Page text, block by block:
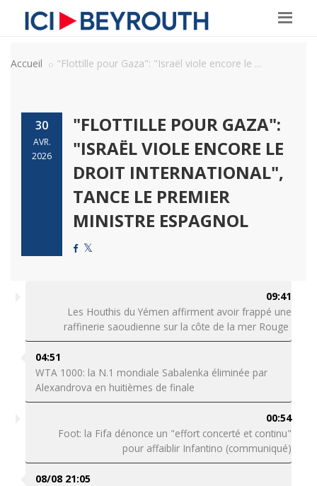
Accueil "Flottille pour Gaza": "Israël viole encore le ...
30
AVR.
2026
"FLOTTILLE POUR GAZA":
"ISRAËL VIOLE ENCORE LE
DROIT INTERNATIONAL",
TANCE LE PREMIER
MINISTRE ESPAGNOL
09:41
Les Houthis du Yémen affirment avoir frappé une
raffinerie saoudienne sur la côte de la mer Rouge
04:51
WTA 1000: la N.1 mondiale Sabalenka éliminée par
Alexandrova en huitièmes de finale
00:54
Foot: la Fifa dénonce un "effort concerté et continu"
pour affaiblir Infantino (communiqué)
08/08 21:05